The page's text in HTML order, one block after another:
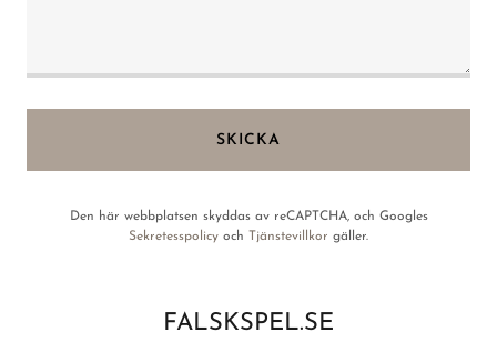
SKICKA
Den här webbplatsen skyddas av reCAPTCHA, och Googles
Sekretesspolicy och Tjänstevillkor gäller.
FALSKSPEL.SE